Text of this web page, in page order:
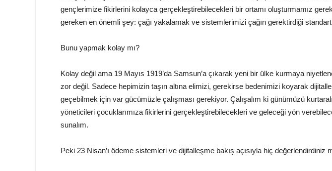
gençlerimize fikirlerini kolayca gerçekleştirebilecekleri bir ortamı oluşturmamız
gereken en önemli şey: çağı yakalamak ve sistemlerimizi çağın gerektirdiği
Bunu yapmak kolay mı?
Kolay değil ama 19 Mayıs 1919’da Samsun’a çıkarak yeni bir ülke kurmaya
zor değil. Sadece hepimizin taşın altına elimizi, gerekirse bedenimizi koyarak
geçebilmek için var gücümüzle çalışması gerekiyor. Çalışalım ki günümüzü
yöneticileri çocuklarımıza fikirlerini gerçekleştirebilecekleri ve geleceği yön
sunalım.
Peki 23 Nisan’ı ödeme sistemleri ve dijitalleşme bakış açısıyla hiç değerlendirdiniz